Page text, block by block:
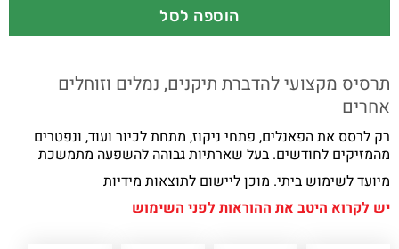
הוספה לסל
תרסיס מקצועי להדברת תיקנים, נמלים וזוחלים
אחרים
רק לרסס את הפאנלים, פתחי ניקוז, מתחת לכיור ועוד, ונפטרים
מהמזיקים לחודשים. בעל שארתיות גבוהה להשפעה מתמשכת
מיועד לשימוש ביתי. מוכן ליישום לתוצאות מידיות
יש לקרוא היטב את ההוראות לפני השימוש